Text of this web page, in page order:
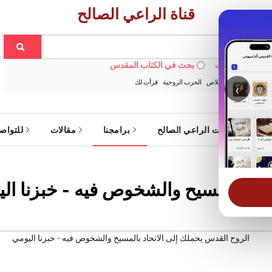
‹
قناة الراعي الصالح
في الويبسايت بحث في الكتاب المقدس
خبزنا اليومي الخلاص الحرب الروحية قرأت لك
خدمات الراعي الصالح برامجنا مقالات
بالمسيح والشخوص فيه - خبزنا